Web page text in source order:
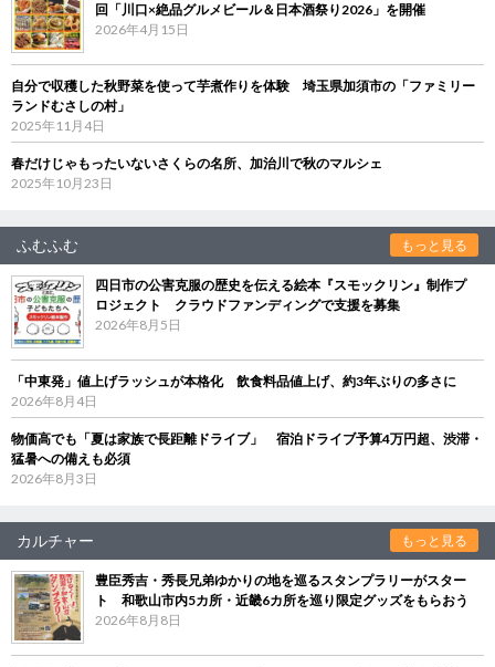
回「川口×絶品グルメビール＆日本酒祭り2026」を開催
2026年4月15日
自分で収穫した秋野菜を使って芋煮作りを体験 埼玉県加須市の「ファミリー
ランドむさしの村」
2025年11月4日
春だけじゃもったいないさくらの名所、加治川で秋のマルシェ
2025年10月23日
ふむふむ もっと見る
四日市の公害克服の歴史を伝える絵本『スモックリン』制作プ
ロジェクト クラウドファンディングで支援を募集
2026年8月5日
「中東発」値上げラッシュが本格化 飲食料品値上げ、約3年ぶりの多さに
2026年8月4日
物価高でも「夏は家族で長距離ドライブ」 宿泊ドライブ予算4万円超、渋滞・
猛暑への備えも必須
2026年8月3日
カルチャー もっと見る
豊臣秀吉・秀長兄弟ゆかりの地を巡るスタンプラリーがスター
ト 和歌山市内5カ所・近畿6カ所を巡り限定グッズをもらおう
2026年8月8日